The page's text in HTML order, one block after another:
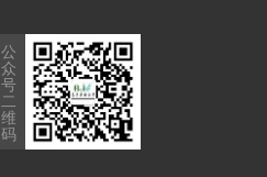
公
众
号
二
维
码